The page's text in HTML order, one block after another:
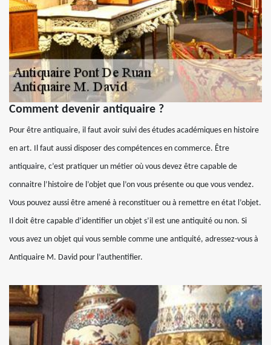
Comment devenir antiquaire ?
Pour être antiquaire, il faut avoir suivi des études académiques en histoire
en art. Il faut aussi disposer des compétences en commerce. Être
antiquaire, c’est pratiquer un métier où vous devez être capable de
connaitre l’histoire de l’objet que l’on vous présente ou que vous vendez.
Vous pouvez aussi être amené à reconstituer ou à remettre en état l’objet.
Il doit être capable d’identifier un objet s’il est une antiquité ou non. Si
vous avez un objet qui vous semble comme une antiquité, adressez-vous à
Antiquaire M. David pour l’authentifier.